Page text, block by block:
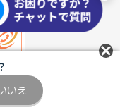
いえ
rights reserved.